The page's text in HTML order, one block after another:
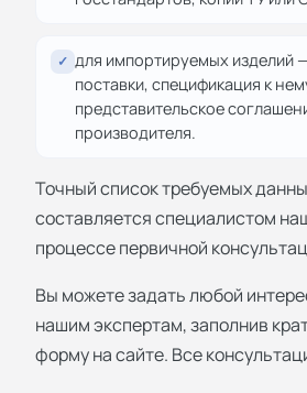
✓ для импортируемых изделий
поставки, спецификация к
представительское
производителя.
Точный список требуемых
составляется специалистом
процессе первичной
Вы можете задать любой
нашим экспертам, заполнив
форму на сайте. Все